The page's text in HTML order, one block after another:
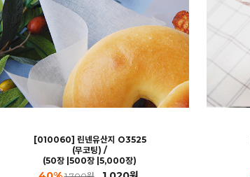
[010060] 린넨유산지 O3525
(무코팅) /
(50장 |500장 |5,000장)